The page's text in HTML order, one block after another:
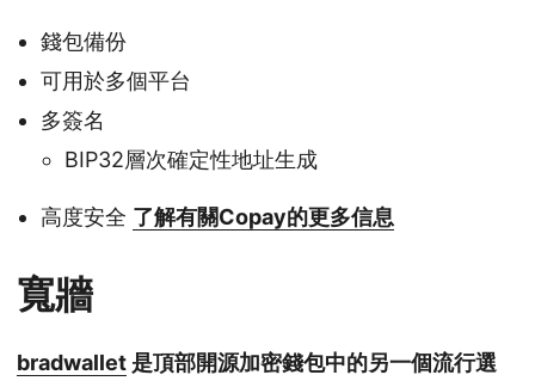
錢包備份
可用於多個平台
多簽名
BIP32層次確定性地址生成
高度安全 了解有關Copay的更多信息
寬牆
bradwallet 是頂部開源加密錢包中的另一個流行選